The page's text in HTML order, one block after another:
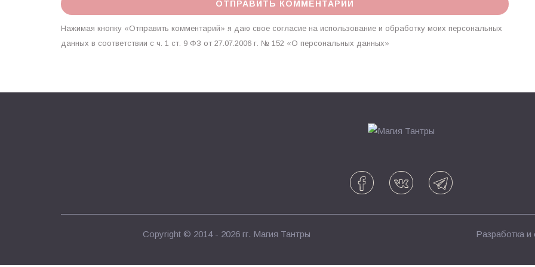
Нажимая кнопку «Отправить комментарий» я даю свое согласие на использование и обработку моих персональных
данных в соответствии с ч. 1 ст. 9 ФЗ от 27.07.2006 г. № 152 «О персональных данных»
Copyright © 2014 - 2026 гг. Магия Тантры Разработка